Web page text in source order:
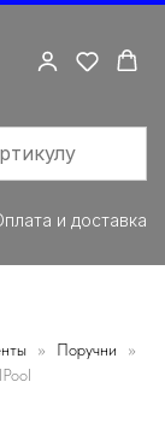
и доставка
Поручни